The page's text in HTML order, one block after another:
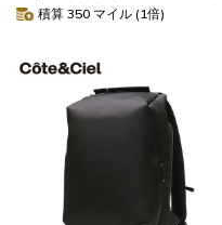
トポーチ Isarau S Round
積算 350 マイル (1倍)